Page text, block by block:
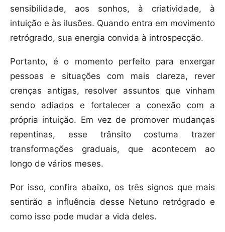
sensibilidade, aos sonhos, à criatividade, à
intuição e às ilusões. Quando entra em movimento
retrógrado, sua energia convida à introspecção.
Portanto, é o momento perfeito para enxergar
pessoas e situações com mais clareza, rever
crenças antigas, resolver assuntos que vinham
sendo adiados e fortalecer a conexão com a
própria intuição. Em vez de promover mudanças
repentinas, esse trânsito costuma trazer
transformações graduais, que acontecem ao
longo de vários meses.
Por isso, confira abaixo, os três signos que mais
sentirão a influência desse Netuno retrógrado e
como isso pode mudar a vida deles.